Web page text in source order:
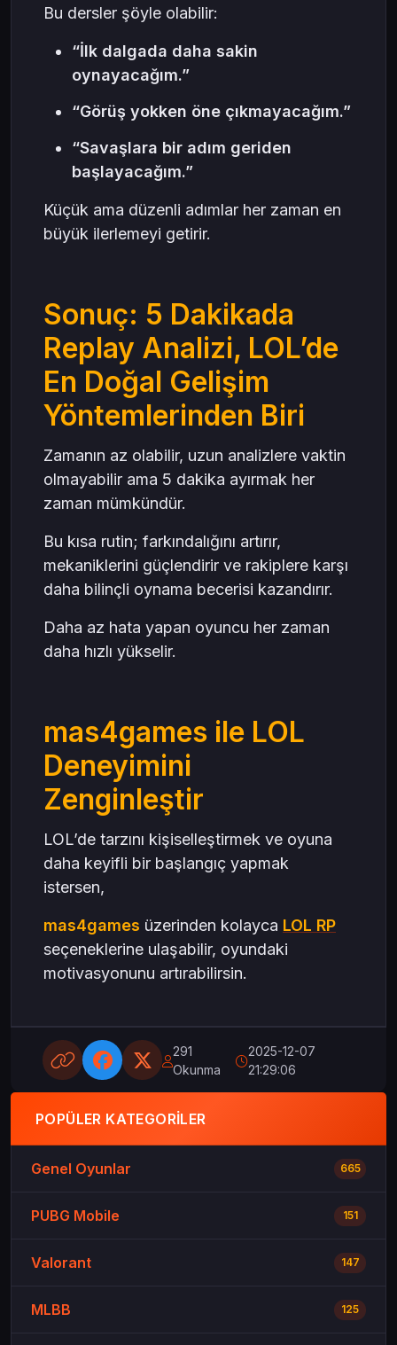
Bu dersler şöyle olabilir:
“İlk dalgada daha sakin
oynayacağım.”
“Görüş yokken öne çıkmayacağım.”
“Savaşlara bir adım geriden
başlayacağım.”
Küçük ama düzenli adımlar her zaman en
büyük ilerlemeyi getirir.
Sonuç: 5 Dakikada
Replay Analizi, LOL’de
En Doğal Gelişim
Yöntemlerinden Biri
Zamanın az olabilir, uzun analizlere vaktin
olmayabilir ama 5 dakika ayırmak her
zaman mümkündür.
Bu kısa rutin; farkındalığını artırır,
mekaniklerini güçlendirir ve rakiplere karşı
daha bilinçli oynama becerisi kazandırır.
Daha az hata yapan oyuncu her zaman
daha hızlı yükselir.
mas4games ile LOL
Deneyimini
Zenginleştir
LOL’de tarzını kişiselleştirmek ve oyuna
daha keyifli bir başlangıç yapmak
istersen,
mas4games üzerinden kolayca LOL RP
seçeneklerine ulaşabilir, oyundaki
motivasyonunu artırabilirsin.
291
Okunma
2025-12-07
21:29:06
POPÜLER KATEGORILER
Genel Oyunlar 665
PUBG Mobile 151
Valorant 147
MLBB 125